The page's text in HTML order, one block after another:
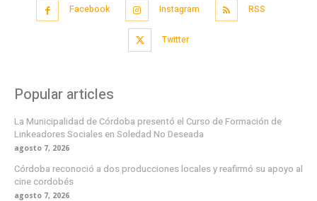
Facebook Instagram RSS
Twitter
Popular articles
La Municipalidad de Córdoba presentó el Curso de Formación de
Linkeadores Sociales en Soledad No Deseada
agosto 7, 2026
Córdoba reconoció a dos producciones locales y reafirmó su apoyo al
cine cordobés
agosto 7, 2026